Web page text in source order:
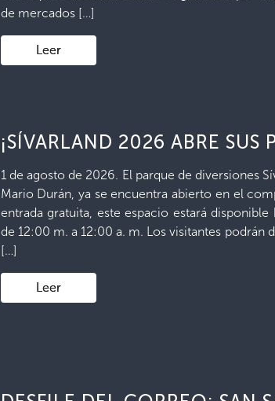
de mercados […]
Leer
¡SÍVARLAND 2026 ABRE SUS
1 de agosto de 2026. El parque de diversiones
Mario Durán, ya se encuentra abierto en el
entrada gratuita, este espacio estará
de 12:00 m. a 12:00 a. m. Los visitantes podrán
[…]
Leer